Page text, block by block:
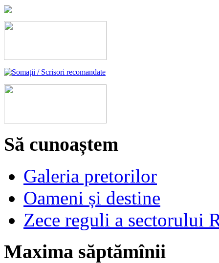
Să cunoaștem
Galeria pretorilor
Oameni și destine
Zece reguli a sectorului
Maxima săptămînii